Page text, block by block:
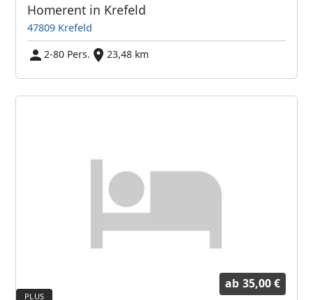
Homerent in Krefeld
47809 Krefeld
2-80 Pers.
23,48 km
ab 35,00 €